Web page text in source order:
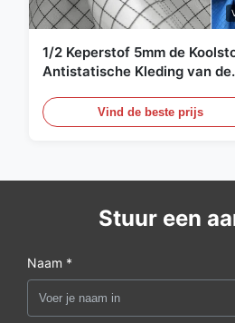
1/2 Keperstof 5mm de
Antistatische Kleding van de
Vind de beste prijs
Stuur een
Naam *